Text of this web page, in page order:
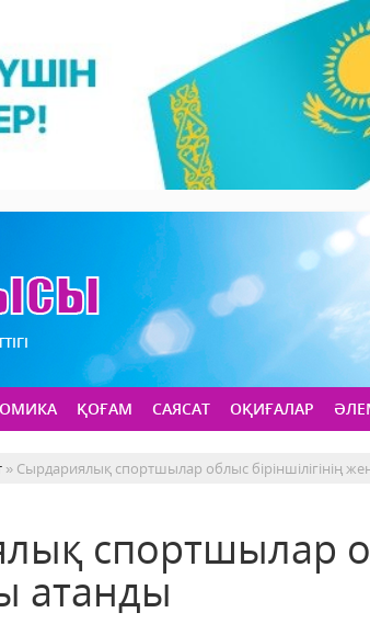
ҚОҒАМ САЯСАТ ОҚИҒАЛАР
» Сырдариялық спортшылар облыс біріншілігінің
спортшылар
атанды